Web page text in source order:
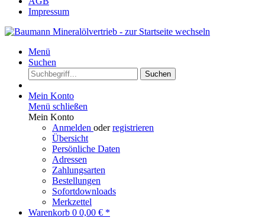
Impressum
Menü
Suchen
Suchen
Mein Konto
Menü schließen
Mein Konto
Anmelden oderregistrieren
Übersicht
Persönliche Daten
Adressen
Zahlungsarten
Bestellungen
Sofortdownloads
Merkzettel
Warenkorb 0 0,00 € *